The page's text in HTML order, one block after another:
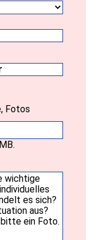
Fotos
(erforderlich)